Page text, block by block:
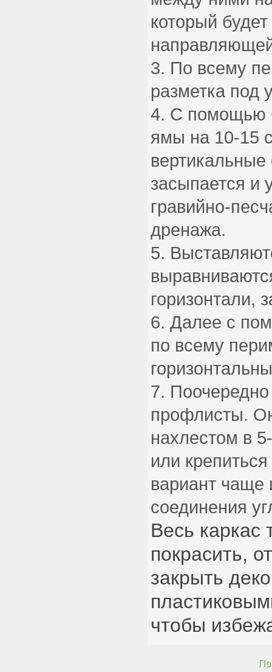
который
По всему
разметка под
С помощью
ямы на 10-15
засыпается и
гравийно-
дренажа.
горизонтали,
Далее с
по всему
профлисты.
нахлестом в
или
вариант чаще
соединения
Весь каркас
покрасить,
закрыть
чтобы